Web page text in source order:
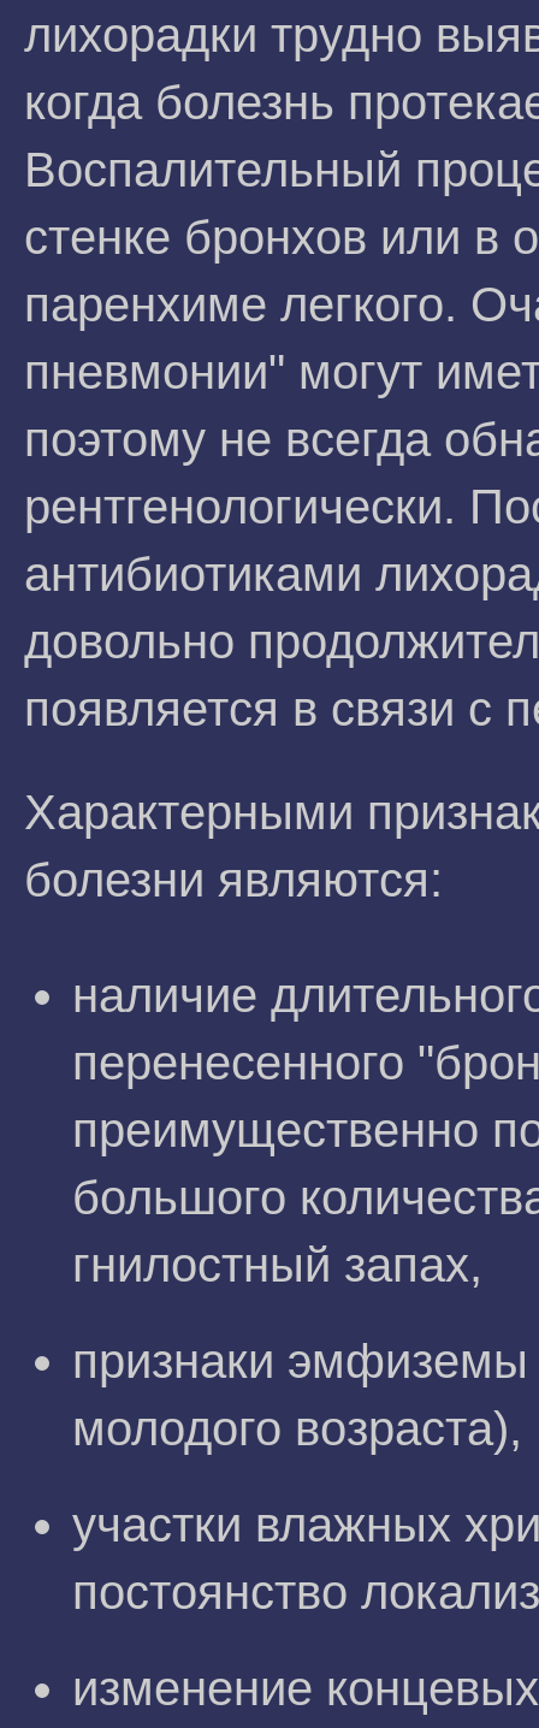
лихорадки трудно
когда болезнь
Воспалительный
стенке бронхов или в
паренхиме легкого.
пневмонии" могут
поэтому не всегда
рентгенологически.
антибиотиками
довольно
появляется в связи с
Характерными
болезни являются:
наличие
перенесенного
преимущественно
большого
гнилостный запах,
признаки эмфиземы
молодого возраста),
участки влажных
постоянство
изменение